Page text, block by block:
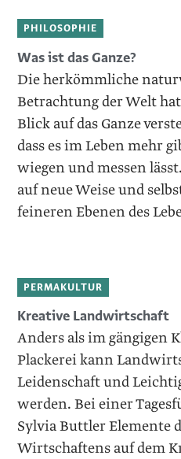
PHILOSOPHIE
Was ist das Ganze?
Die herkömmliche
Betrachtung der Welt
Blick auf das Ganze
dass es im Leben mehr
wiegen und messen
auf neue Weise und
feineren Ebenen des
PERMAKULTUR
Kreative Landwirtschaft
Anders als im gängigen
Plackerei kann
Leidenschaft und
werden. Bei einer
Sylvia Buttler Elemente
Wirtschaftens auf dem